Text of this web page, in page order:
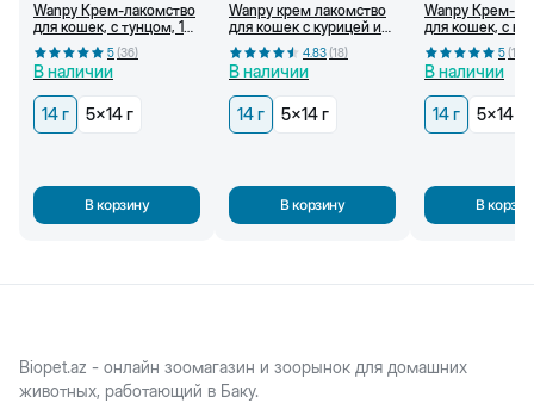
Wanpy Крем-лакомство
для кошек, с тунцом, 14
5(36)
В наличии
14 г 5x14 г
В корзину
Wanpy крем лакомство
для кошек с курицей и
крабом, 14 г4.83(18)
В наличии
14 г 5x14 г
В корзину
Wanpy Крем-
для кошек, с
5(18
В наличии
14 г 5x14 г
В
Biopet.az - онлайн зоомагазин и зоорынок для домашних
животных, работающий в Баку.